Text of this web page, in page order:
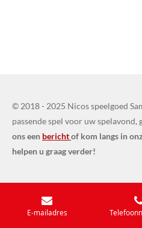
© 2018 - 2025 Nicos speelgoed
passende spel voor uw spelavond,
ons een berichtof kom langs in
helpen u graag verder!
E-mailadres